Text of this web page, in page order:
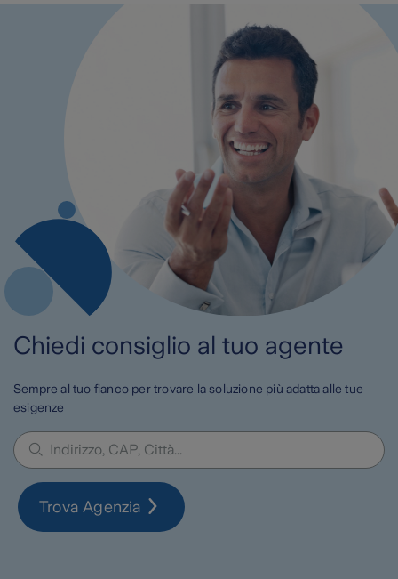
Chiedi consiglio al tuo agente
Sempre al tuo fianco per trovare la soluzione più adatta alle tue
esigenze
Trova Agenzia